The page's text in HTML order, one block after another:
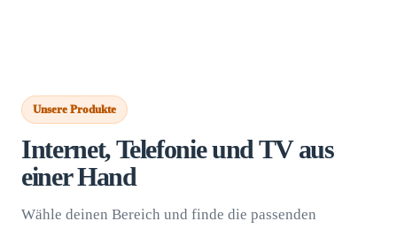
Unsere Produkte
Internet, Telefonie und TV aus
einer Hand
Wähle deinen Bereich und finde die passenden